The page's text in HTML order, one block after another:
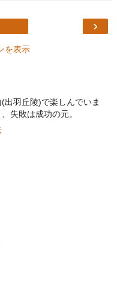
›
を表示
出羽丘陵)で楽しんでいま
失敗は成功の元。